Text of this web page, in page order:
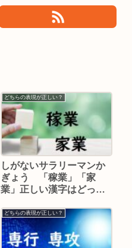
どちらの表現が正しい？
しがないサラリーマンか
ぎょう 「稼業」「家
業」正しい漢字はどっ
どちらの表現が正しい？